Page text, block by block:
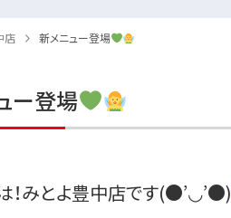
店 新メニュー登場
ー登場
！みとよ豊中店です(●’◡’●)